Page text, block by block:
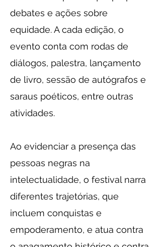
debates e ações sobre
equidade. A cada edição, o
evento conta com rodas de
diálogos, palestra, lançamento
de livro, sessão de autógrafos e
saraus poéticos, entre outras
atividades.​
Ao evidenciar a presença das
pessoas negras na
intelectualidade, o festival narra
diferentes trajetórias, que
incluem conquistas e
empoderamento, e atua contra